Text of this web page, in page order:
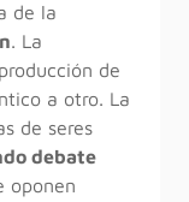
de la
. La
de
a otro. La
de seres
debate
oponen